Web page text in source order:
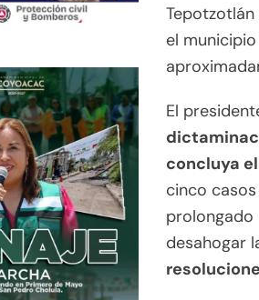
el
El
concluya
cinco
prolongado
desahogar